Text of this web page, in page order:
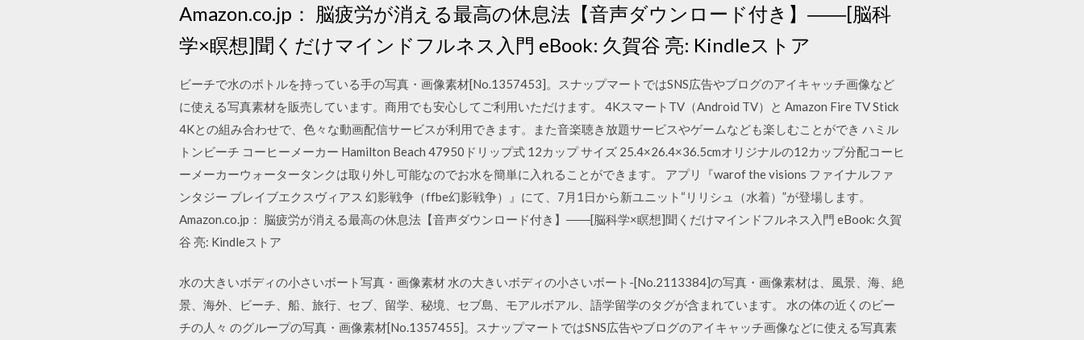
Amazon.co.jp： 脳疲労が消える最高の休息法【音声ダウンロード付き】――[脳科
学×瞑想]聞くだけマインドフルネス入門 eBook: 久賀谷 亮: Kindleストア
ビーチで水のボトルを持っている手の写真・画像素材[No.1357453]。スナップマートではSNS広告やブログのアイキャッチ画像など
に使える写真素材を販売しています。商用でも安心してご利用いただけます。 4KスマートTV（Android TV）と Amazon Fire TV Stick
4Kとの組み合わせで、色々な動画配信サービスが利用できます。また音楽聴き放題サービスやゲームなども楽しむことができ ハミル
トンビーチ コーヒーメーカー Hamilton Beach 47950ドリップ式 12カップ サイズ 25.4×26.4×36.5cmオリジナルの12カップ分配コーヒ
ーメーカーウォータータンクは取り外し可能なのでお水を簡単に入れることができます。 アプリ『warof the visions ファイナルファ
ンタジー ブレイブエクスヴィアス 幻影戦争（ffbe幻影戦争）』にて、7月1日から新ユニット“リリシュ（水着）”が登場します。
Amazon.co.jp： 脳疲労が消える最高の休息法【音声ダウンロード付き】――[脳科学×瞑想]聞くだけマインドフルネス入門 eBook: 久賀
谷 亮: Kindleストア
水の大きいボディの小さいボート写真・画像素材 水の大きいボディの小さいボート-[No.2113384]の写真・画像素材は、風景、海、絶
景、海外、ビーチ、船、旅行、セブ、留学、秘境、セブ島、モアルボアル、語学留学のタグが含まれています。 水の体の近くのビー
チの人々 のグループの写真・画像素材[No.1357455]。スナップマートではSNS広告やブログのアイキャッチ画像などに使える写真素